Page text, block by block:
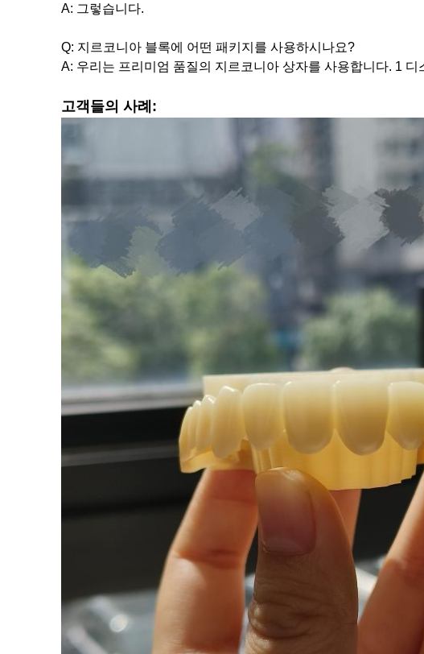
A: 그렇습니다.
Q: 지르코니아 블록에 어떤 패키지를 사용하시나요?
A: 우리는 프리미엄 품질의 지르코니아 상자를 사용합니다. 1
고객들의 사례: